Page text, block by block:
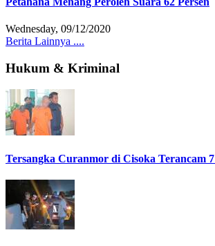
Wednesday, 09/12/2020
Berita Lainnya ....
Hukum & Kriminal
Tersangka Curanmor di Cisoka Terancam